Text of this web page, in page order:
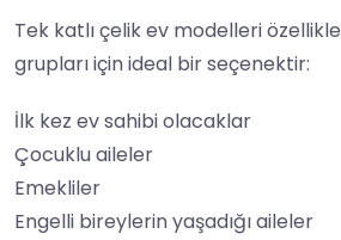
Tek katlı çelik ev modelleri özellikle
grupları için ideal bir seçenektir:
İlk kez ev sahibi olacaklar
Çocuklu aileler
Emekliler
Engelli bireylerin yaşadığı aileler